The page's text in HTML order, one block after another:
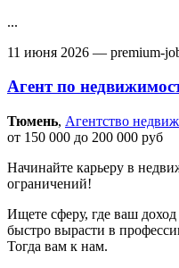
...
11 июня 2026 — premium-
Агент по
Тюмень‎, Агентство
от 150 000 до 200 000 руб
Начинайте карьеру в
ограничений!
Ищете сферу, где ваш доход
быстро вырасти в
Тогда вам к нам.